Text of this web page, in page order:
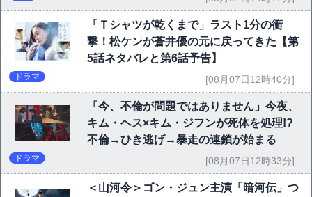
「Ｔシャツが乾くまで」ラスト1分の衝
撃！松ケンが蒼井優の元に戻ってきた【第
5話ネタバレと第6話予告】
ドラマ [08月07日12時40分]
「今、不倫が問題ではありません」今夜、
キム・ヘス×キム・ジフンが死体を処理!?
不倫→ひき逃げ→暴走の連鎖が始まる
ドラマ [08月07日12時33分]
＜山河令＞ゴン・ジュン主演「暗河伝」つ